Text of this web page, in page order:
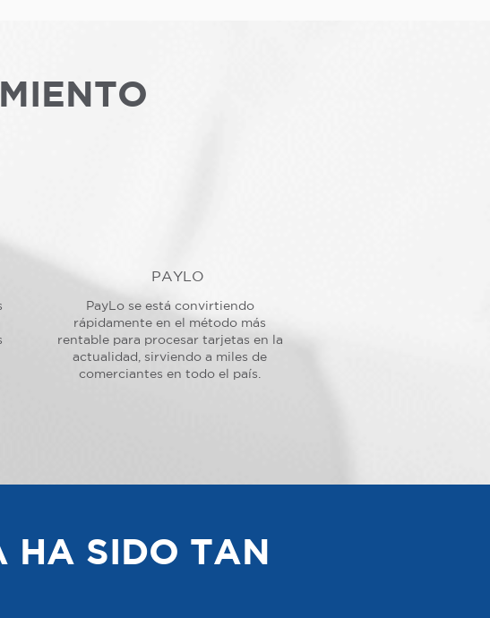
PAYLO
PayLo se está convirtiendo
rápidamente en el método más
rentable para procesar tarjetas en la
actualidad, sirviendo a miles de
comerciantes en todo el país.
HA SIDO TAN